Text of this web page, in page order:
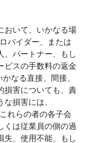
おいて、いかなる場
バイダー、または
、パートナー、もし
ビスの手数料の返金
なる直接、間接、
損害についても、責
損害には、
れらの者の各子会
くは従業員の側の過
失、使用不能、もし